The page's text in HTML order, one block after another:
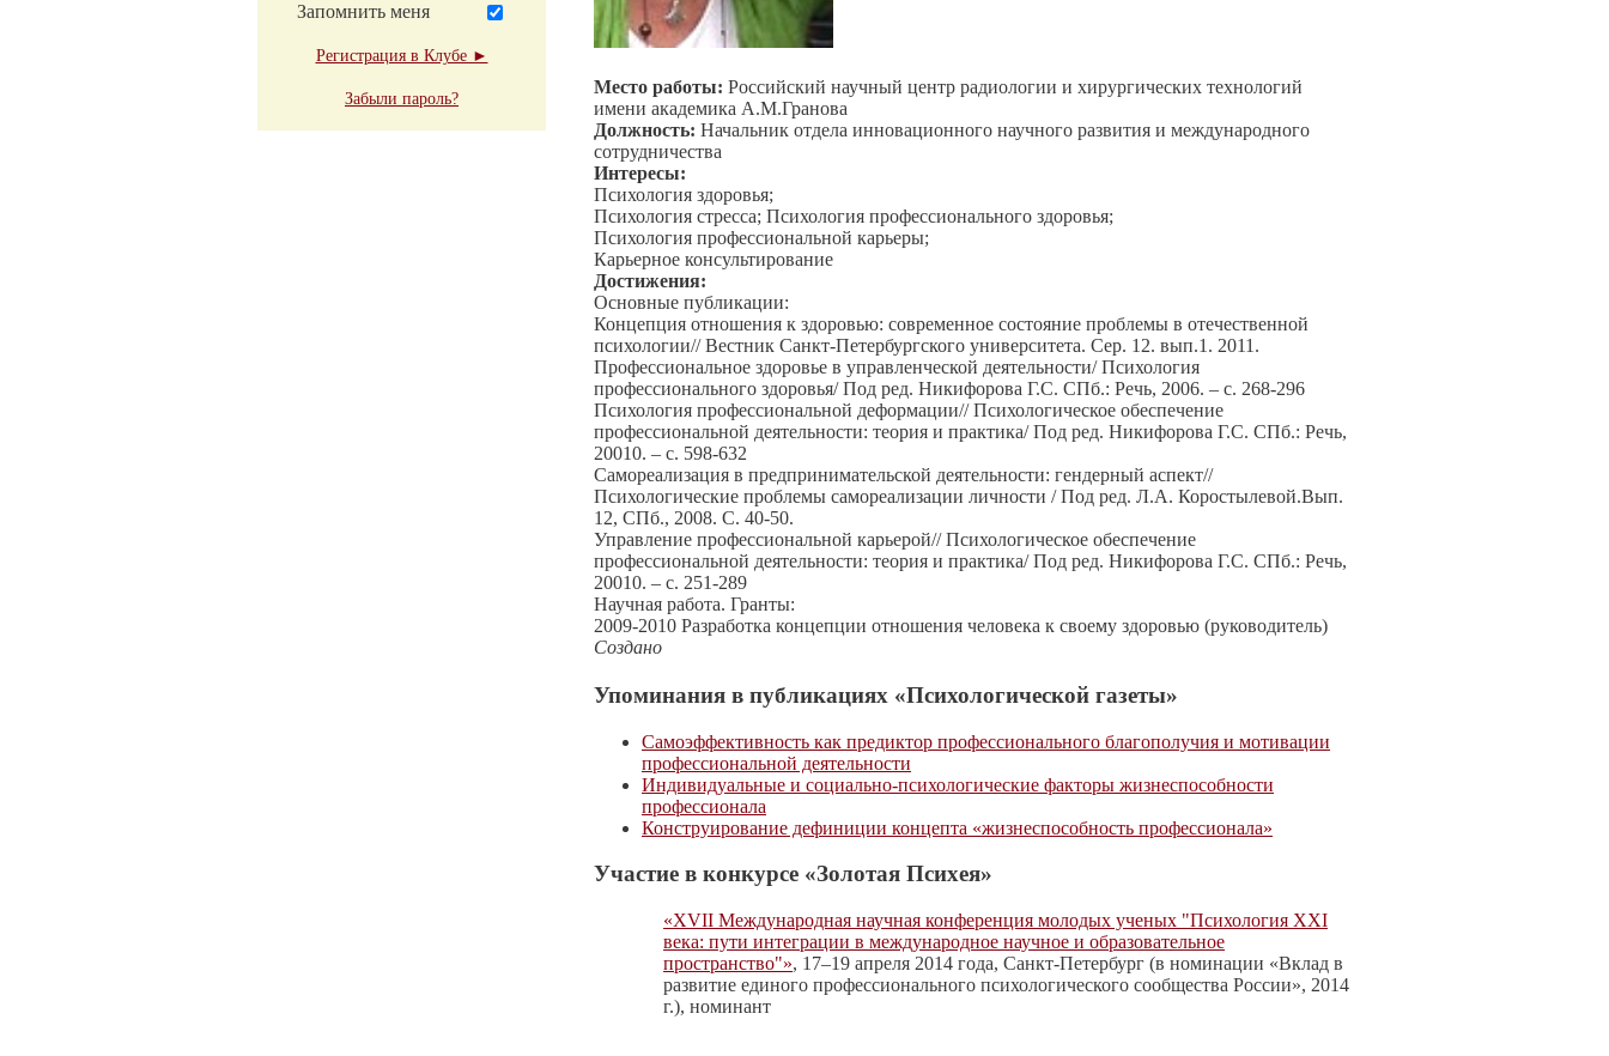
Запомнить меня
Регистрация в Клубе ►
Забыли пароль?
Место работы: Российский научный центр радиологии и хирургических технологий
имени академика А.М.Гранова
Должность: Начальник отдела инновационного научного развития и международного
сотрудничества
Интересы:
Психология здоровья;
Психология стресса; Психология профессионального здоровья;
Психология профессиональной карьеры;
Карьерное консультирование
Достижения:
Основные публикации:
Концепция отношения к здоровью: современное состояние проблемы в отечественной
психологии// Вестник Санкт-Петербургского университета. Сер. 12. вып.1. 2011.
Профессиональное здоровье в управленческой деятельности/ Психология
профессионального здоровья/ Под ред. Никифорова Г.С. СПб.: Речь, 2006. – с. 268-296
Психология профессиональной деформации// Психологическое обеспечение
профессиональной деятельности: теория и практика/ Под ред. Никифорова Г.С. СПб.: Речь,
20010. – с. 598-632
Самореализация в предпринимательской деятельности: гендерный аспект//
Психологические проблемы самореализации личности / Под ред. Л.А. Коростылевой.Вып.
12, СПб., 2008. С. 40-50.
Управление профессиональной карьерой// Психологическое обеспечение
профессиональной деятельности: теория и практика/ Под ред. Никифорова Г.С. СПб.: Речь,
20010. – с. 251-289
Научная работа. Гранты:
2009-2010 Разработка концепции отношения человека к своему здоровью (руководитель)
Создано
Упоминания в публикациях «Психологической газеты»
Самоэффективность как предиктор профессионального благополучия и мотивации
профессиональной деятельности
Индивидуальные и социально-психологические факторы жизнеспособности
профессионала
Конструирование дефиниции концепта «жизнеспособность профессионала»
Участие в конкурсе «Золотая Психея»
«XVII Международная научная конференция молодых ученых "Психология XXI
века: пути интеграции в международное научное и образовательное
пространство"», 17–19 апреля 2014 года, Санкт-Петербург (в номинации «Вклад в
развитие единого профессионального психологического сообщества России», 2014
г.), номинант